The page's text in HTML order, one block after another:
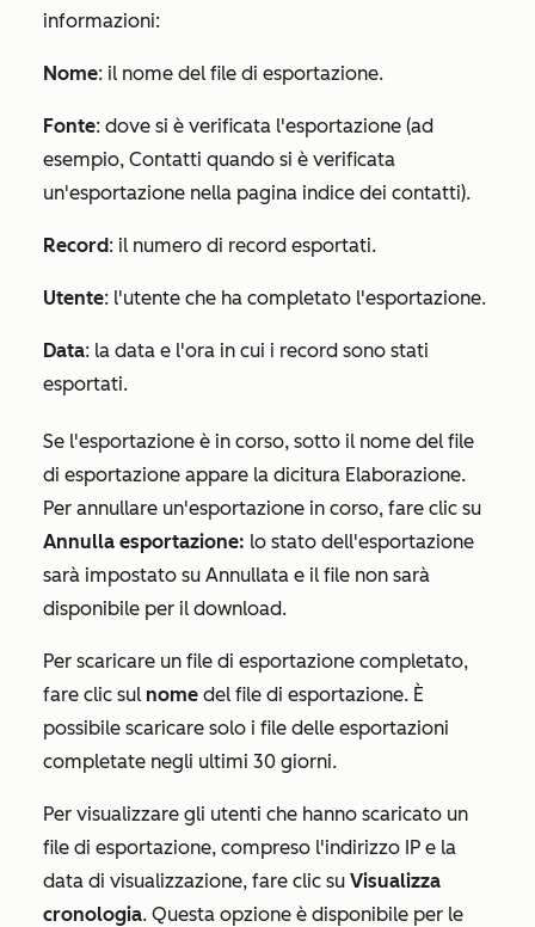
informazioni:
Nome: il nome del file di esportazione.
Fonte: dove si è verificata l'esportazione (ad
esempio, Contatti quando si è verificata
un'esportazione nella pagina indice dei contatti).
Record: il numero di record esportati.
Utente: l'utente che ha completato l'esportazione.
Data: la data e l'ora in cui i record sono stati
esportati.
Se l'esportazione è in corso, sotto il nome del file
di esportazione appare la dicitura Elaborazione.
Per annullare un'esportazione in corso, fare clic su
Annulla esportazione: lo stato dell'esportazione
sarà impostato su Annullata e il file non sarà
disponibile per il download.
Per scaricare un file di esportazione completato,
fare clic sul nome del file di esportazione. È
possibile scaricare solo i file delle esportazioni
completate negli ultimi 30 giorni.
Per visualizzare gli utenti che hanno scaricato un
file di esportazione, compreso l'indirizzo IP e la
data di visualizzazione, fare clic su Visualizza
cronologia. Questa opzione è disponibile per le